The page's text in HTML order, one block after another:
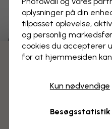
Curve
BILLEDE PÅ LÆRRED
Tilpas
Færdigsamlet og klar
Mat overflade
oplysninger på din
tilpasset oplevelse,
og personlig
cookies du accepterer
for at hjemmesiden
Kun nødvendige
Besøgsstatistik